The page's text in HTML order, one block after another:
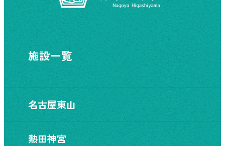
施設一覧
名古屋東山
熱田神宮